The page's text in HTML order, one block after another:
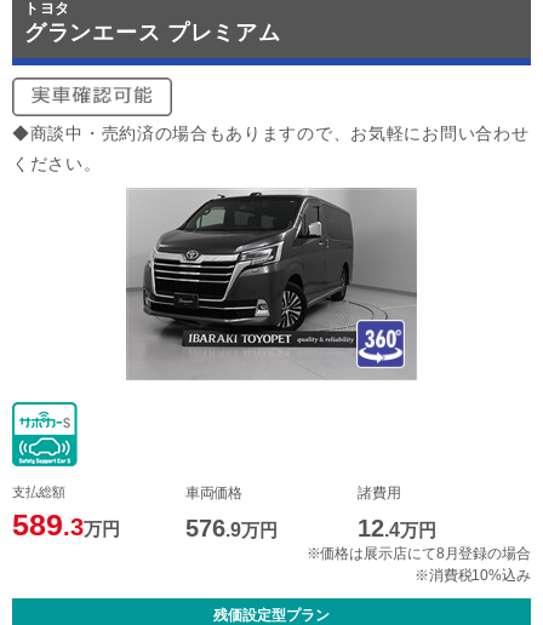
トヨタ
グランエース プレミアム
◆商談中・売約済の場合もありますので、お気軽にお問い合わせ
ください。
支払総額
589.3万円
車両価格
576.9万円
諸費用
12.4万円
※価格は展示店にて8月登録の場合
※消費税10%込み
残価設定型プラン